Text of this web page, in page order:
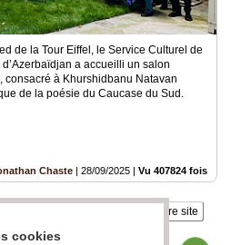
de la Tour Eiffel, le Service Culturel de
a accueilli un salon
consacré à Khurshidbanu Natavan
de la poésie du Caucase du Sud.
Chaste | 28/09/2025 | Vu 407824 fois
Insérez sur votre site
cookies